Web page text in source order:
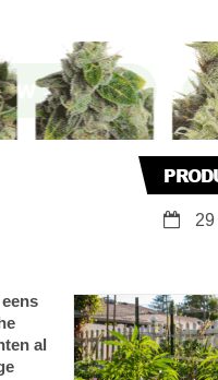
systemen –
al